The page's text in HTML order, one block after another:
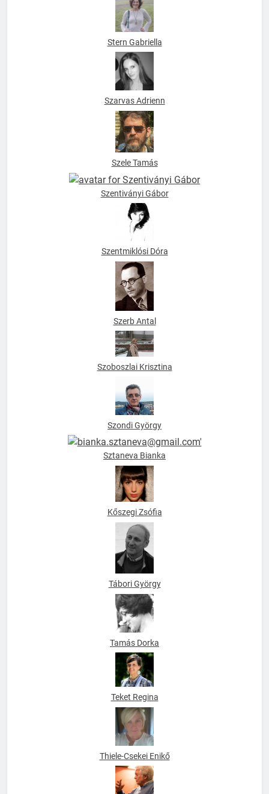
Stern Gabriella
Szarvas Adrienn
Szele Tamás
Szentiványi Gábor
Szentmiklósi Dóra
Szerb Antal
Sztaneva Bianka
Kőszegi Zsófia
Tábori György
Tamás Dorka
Teket Regina
Thiele-Csekei Enikő